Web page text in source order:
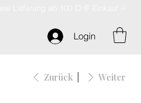
Login
Zurück Weiter